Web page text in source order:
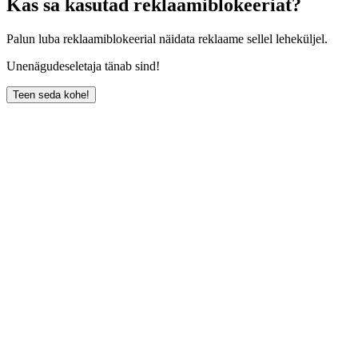
Kas sa kasutad reklaamiblokeeriat?
Palun luba reklaamiblokeerial näidata reklaame sellel leheküljel.
Unenägudeseletaja tänab sind!
Teen seda kohe!